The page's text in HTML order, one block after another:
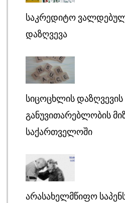
ᲡᲐᲙᲠᲔᲓᲘᲢᲝ
ᲓᲐᲖᲦᲕᲔᲕᲐ
ᲡᲘᲪᲝᲪᲮᲚᲘᲡ ᲓᲐᲖᲦᲕᲔᲕᲘᲡ
ᲒᲐᲜᲣᲕᲘᲗᲐᲠᲔᲑᲚᲝᲑᲘᲡ
ᲡᲐᲥᲐᲠᲗᲕᲔᲚᲝᲨᲘ
ᲐᲠᲐᲡᲐᲮᲔᲚᲛᲬᲘᲤᲝ